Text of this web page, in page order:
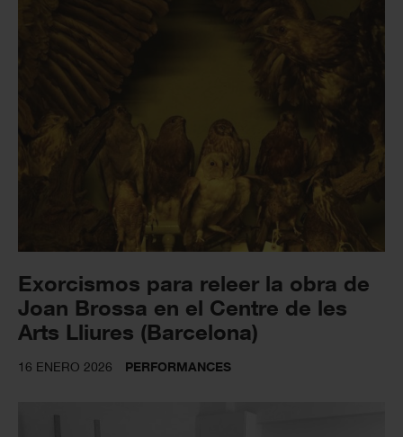
Exorcismos para releer la obra de
Joan Brossa en el Centre de les
Arts Lliures (Barcelona)
16 ENERO 2026 PERFORMANCES